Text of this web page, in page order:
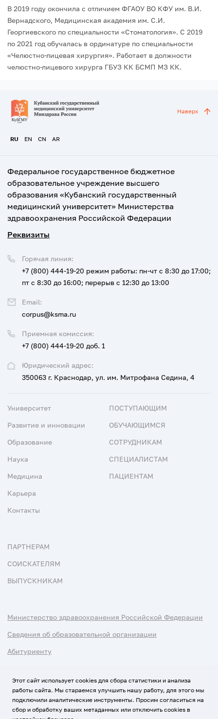
В 2019 году окончила с отличием ФГАОУ ВО КФУ им. В.И.
Вернадского, Медицинская академия им. С.И.
Георгиевского по специальности «Стоматология». С 2019
по 2021 год обучалась в ординатуре по специальности
«Челюстно-лицевая хирургия». Работает в должности
челюстно-лицевого хирурга ГБУЗ КК БСМП МЗ КК.
RU EN CN AR
Наверх
Федеральное государственное бюджетное
образовательное учреждение высшего
образования «Кубанский государственный
медицинский университет» Министерства
здравоохранения Российской Федерации
Реквизиты
Юридический адрес:
350063 г. Краснодар, ул. им. Митрофана Седина, 4
Приемная комиссия:
+7 (800) 444-19-20 доб. 1
Горячая линия:
+7 (800) 444-19-20 режим работы: пн-чт с 8:30 до 17:00;
пт с 8:30 до 16:00; перерыв с 12:30 до 13:00
Email:
corpus@ksma.ru
Университет
Развитие и инновации
Образование
Наука
Медицина
Карьера
Контакты
ПОСТУПАЮЩИМ
ОБУЧАЮЩИМСЯ
СОТРУДНИКАМ
СПЕЦИАЛИСТАМ
ПАЦИЕНТАМ
ПАРТНЕРАМ
СОИСКАТЕЛЯМ
ВЫПУСКНИКАМ
Министерство здравоохранения Российской Федерации
Сведения об образовательной организации
Абитуриенту
Политика обработки персональных данных
Этот сайт использует cookies для сбора статистики и анализа
работы сайта. Мы стараемся улучшить нашу работу, для этого мы
подключили аналитические инструменты. Просим согласиться на
сбор и обработку ваших метаданных или отключить cookies в